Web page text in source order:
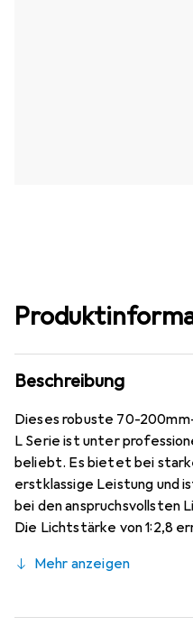
Beschreibung
Dieses robuste 70-
L Serie ist unter
beliebt. Es bietet bei
erstklassige Leistung und
bei den anspruchsvollsten
Die Lichtstärke von 1:2,8
Kombination mit dem
Kamerawackler
Mehr anzeigen